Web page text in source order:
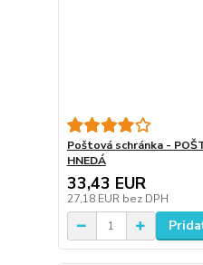
Poštová schránka -
HNEDÁ
33,43 EUR
27,18 EUR bez DPH